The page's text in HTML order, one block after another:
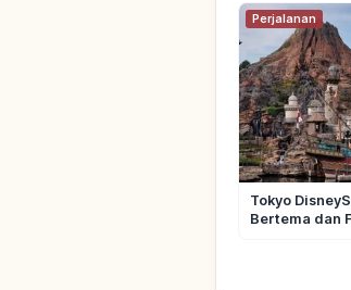
Perjalanan
Tokyo
Bertema dan